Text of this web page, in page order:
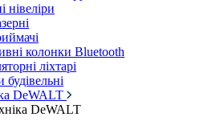
нівеліри
колонки Bluetooth
ліхтарі
будівельні
DeWALT
DeWALT